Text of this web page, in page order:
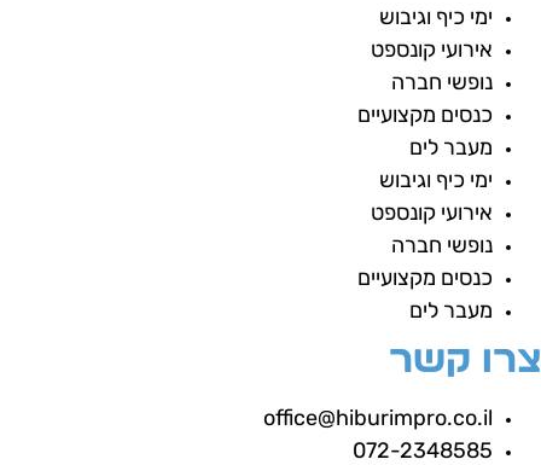
ימי כיף וגיבוש
אירועי קונספט
נופשי חברה
כנסים מקצועיים
מעבר לים
ימי כיף וגיבוש
אירועי קונספט
נופשי חברה
כנסים מקצועיים
מעבר לים
קשר
office@hiburimpro.co.il
072-2348585